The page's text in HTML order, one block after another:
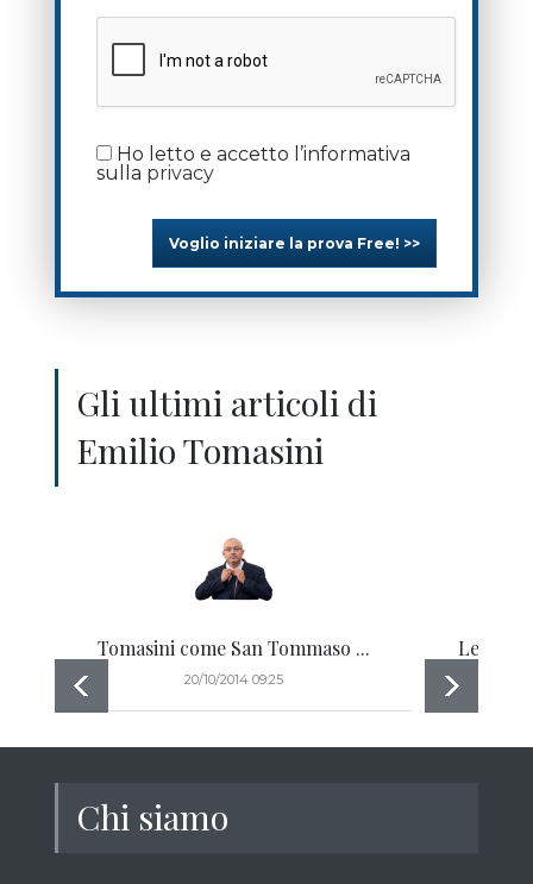
Ho letto e accetto l’informativa
sulla privacy
Voglio iniziare la prova Free! >>
Gli ultimi articoli di
Emilio Tomasini
Tomasini come San Tommaso ...
20/10/2014 09:25
Le
Chi siamo